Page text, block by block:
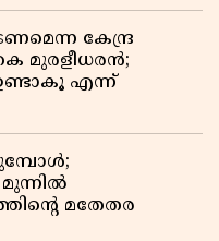
കേന്ദ്ര
മുരളീധരൻ;
ഉണ്ടാകൂ എന്ന്
മതേതര